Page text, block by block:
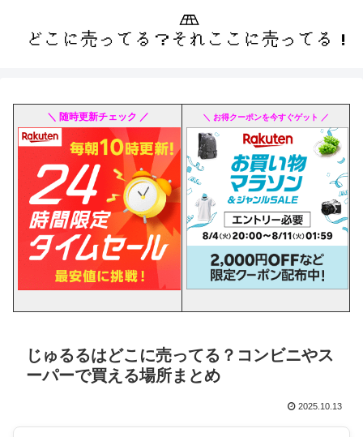
＼ 随時更新チェック ／ ＼ お得クーポンを今すぐゲット ／
じゅるるはどこに売ってる？コンビニやス
ーパーで買える場所まとめ
2025.10.13